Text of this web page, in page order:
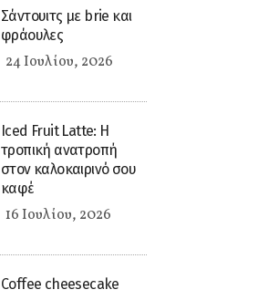
Σάντουιτς με brie και
φράουλες
24 Ιουλίου, 2026
Iced Fruit Latte: Η
τροπική ανατροπή
στον καλοκαιρινό σου
καφέ
16 Ιουλίου, 2026
Coffee cheesecake